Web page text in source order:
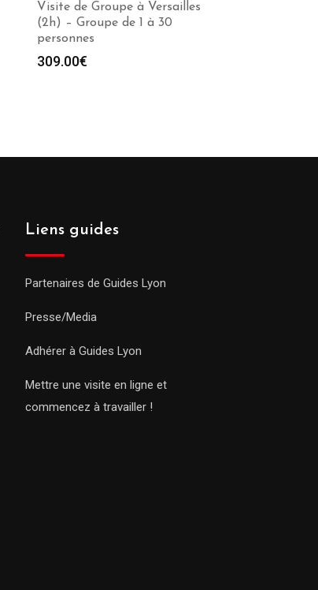
Visite de Groupe à Versailles
(2h) – Groupe de 1 à 30
personnes
309.00€
Liens guides
Partenaires de Guides Lyon
Presse/Media
Adhérer à Guides Lyon
Mettre une visite en ligne et
commencez à travailler !